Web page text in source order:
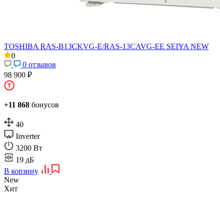
TOSHIBA RAS-B13CKVG-E/RAS-13CAVG-EE SEIYA NEW
0
0 отзывов
98 900 ₽
+11 868 бонусов
40
Inverter
3200 Вт
19 дБ
В корзину
New
Хит